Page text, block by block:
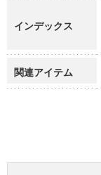
インデックス
関連アイテム